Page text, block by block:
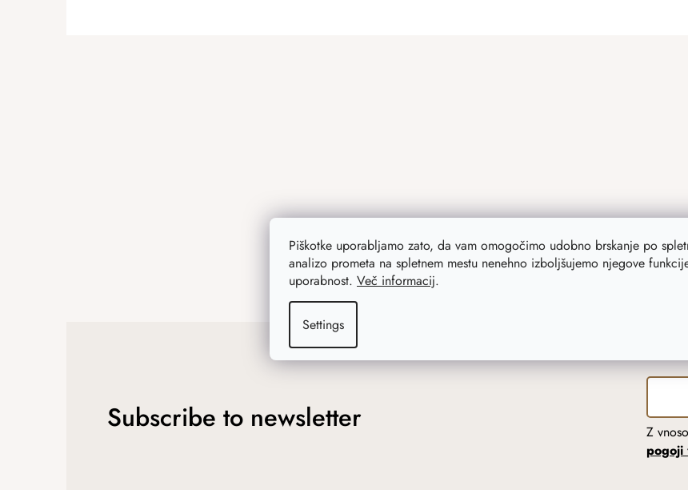
Piškotke uporabljamo zato, da vam omogočimo udobno brskanje po
analizo prometa na spletnem mestu nenehno izboljšujemo njegove
uporabnost. Več informacij.
Settings
Subscribe to newsletter
Z
pogoji